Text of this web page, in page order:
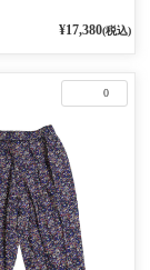
¥17,380(税込)
0